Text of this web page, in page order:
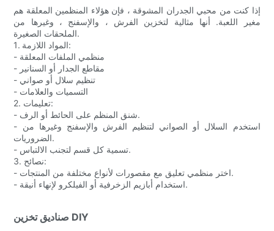
إذا كنت من محبي الجدران المشوقة ، فإن هؤلاء المنظمين المعلقة هم
مغير اللعبة. أنها مثالية لتخزين الفرش ، والإسفنج ، وغيرها من
الملحقات الصغيرة.
1. المواد اللازمة:
- منظمي الملفات المعلقة
- مقاطع الجدار أو السنانير
- تنظيم سلال أو صواني
- التسميات والعلامات
2. تعليمات:
- شنق المنظم على الحائط أو الرف.
- استخدم السلال أو الصواني لتنظيم الفرش والإسفنج وغيرها من
الضروريات.
- تسمية كل قسم لتجنب الالتباس.
3. نصائح:
- اختر منظمي تعليق مع مقصورات لأنواع مختلفة من المنتجات.
- استخدام أبازيم الزخرفية أو الفيلكرو لإنهاء أنيقة.
صناديق تخزين DIY